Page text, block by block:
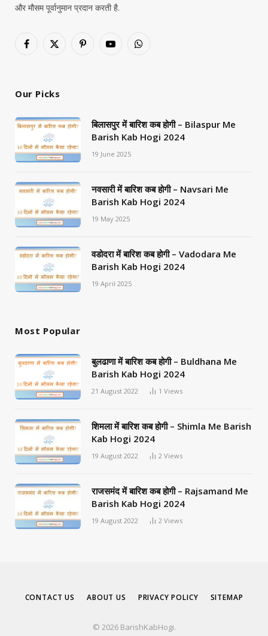
और मौसम पूर्वानुमान प्रदान करती है.
Facebook
X
PinterestYouTubeWhatsApp
Our Picks
बिलासपुर में बारिश कब होगी – Bilaspur Me
Barish Kab Hogi 2024
19 June 2025
नवसारी में बारिश कब होगी – Navsari Me
Barish Kab Hogi 2024
19 May 2025
वडोदरा में बारिश कब होगी – Vadodara Me
Barish Kab Hogi 2024
19 April 2025
Most Popular
बुलढाणा में बारिश कब होगी – Buldhana Me
Barish Kab Hogi 2024
21 August 2022 1 Views
शिमला में बारिश कब होगी – Shimla Me Barish
Kab Hogi 2024
19 August 2022 2 Views
राजसमंद में बारिश कब होगी – Rajsamand Me
Barish Kab Hogi 2024
19 August 2022 2 Views
CONTACT US ABOUT US PRIVACY POLICY SITEMAP
© 2026 BarishKabHogi.